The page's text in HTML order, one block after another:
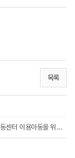
목록
현대자동차 금속노조와 함께하는 지역아동센터 이용아동을 위한 청바지 업사이클링 키트 프로...